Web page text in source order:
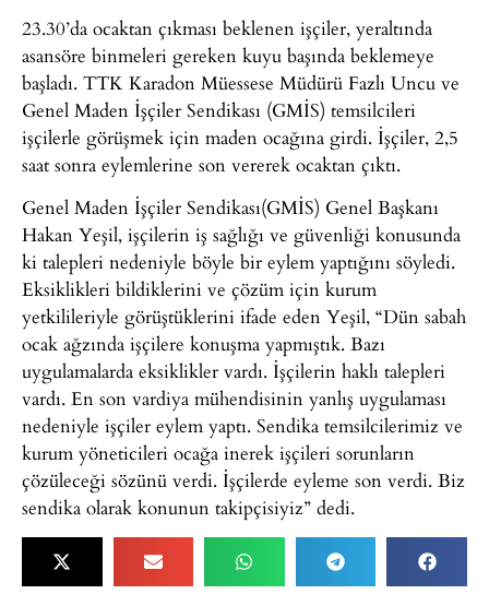
23.30’da ocaktan çıkması beklenen işçiler, yeraltında
asansöre binmeleri gereken kuyu başında beklemeye
başladı. TTK Karadon Müessese Müdürü Fazlı Uncu ve
Genel Maden İşçiler Sendikası (GMİS) temsilcileri
işçilerle görüşmek için maden ocağına girdi. İşçiler, 2,5
saat sonra eylemlerine son vererek ocaktan çıktı.
Genel Maden İşçiler Sendikası(GMİS) Genel Başkanı
Hakan Yeşil, işçilerin iş sağlığı ve güvenliği konusunda
ki talepleri nedeniyle böyle bir eylem yaptığını söyledi.
Eksiklikleri bildiklerini ve çözüm için kurum
yetkilileriyle görüştüklerini ifade eden Yeşil, “Dün sabah
ocak ağzında işçilere konuşma yapmıştık. Bazı
uygulamalarda eksiklikler vardı. İşçilerin haklı talepleri
vardı. En son vardiya mühendisinin yanlış uygulaması
nedeniyle işçiler eylem yaptı. Sendika temsilcilerimiz ve
kurum yöneticileri ocağa inerek işçileri sorunların
çözüleceği sözünü verdi. İşçilerde eyleme son verdi. Biz
sendika olarak konunun takipçisiyiz” dedi.